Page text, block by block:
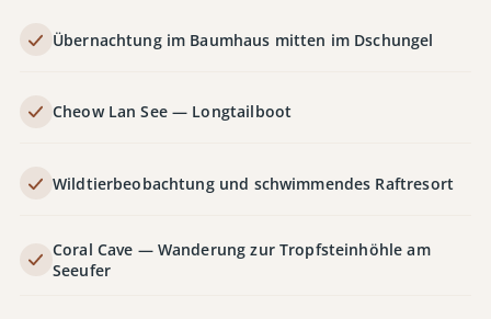
Übernachtung im Baumhaus mitten im Dschungel
Cheow Lan See — Longtailboot
Wildtierbeobachtung und schwimmendes Raftresort
Coral Cave — Wanderung zur Tropfsteinhöhle am
Seeufer